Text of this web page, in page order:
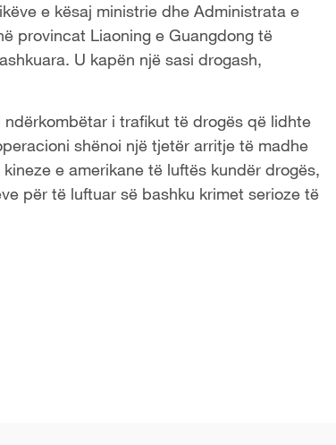
e kësaj ministrie dhe Administrata e
provincat Liaoning e Guangdong të
U kapën një sasi drogash,
i trafikut të drogës që lidhte
shënoi një tjetër arritje të madhe
e amerikane të luftës kundër drogës,
për të luftuar së bashku krimet serioze të